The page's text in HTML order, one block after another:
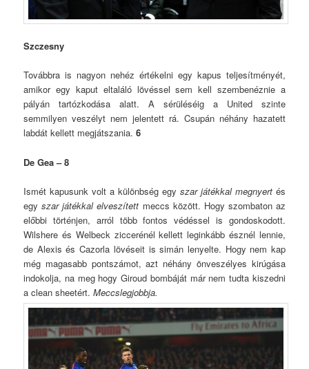
Szczesny
Továbbra is nagyon nehéz értékelni egy kapus teljesítményét,
amikor egy kaput eltaláló lövéssel sem kell szembenéznie a
pályán tartózkodása alatt. A sérüléséig a United szinte
semmilyen veszélyt nem jelentett rá. Csupán néhány hazatett
labdát kellett megjátszania.6
De Gea – 8
Ismét kapusunk volt a különbség egy szar játékkal megnyertés
egyszar játékkal elveszített meccs között. Hogy szombaton az
előbbi történjen, arról több fontos védéssel is gondoskodott.
Wilshere és Welbeck ziccerénél kellett leginkább észnél lennie,
de Alexis és Cazorla lövéseit is simán lenyelte. Hogy nem kap
még magasabb pontszámot, azt néhány önveszélyes kirúgása
indokolja, na meg hogy Giroud bombáját már nem tudta kiszedni
a clean sheetért.Meccslegjobbja.